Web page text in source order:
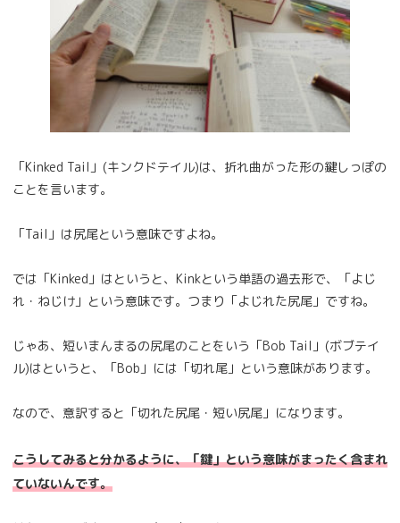
「Kinked Tail」(キンクドテイル)は、折れ曲がった形の鍵しっぽの
ことを言います。
「Tail」は尻尾という意味ですよね。
では「Kinked」はというと、Kinkという単語の過去形で、「よじ
れ・ねじけ」という意味です。つまり「よじれた尻尾」ですね。
じゃあ、短いまんまるの尻尾のことをいう「Bob Tail」(ボブテイ
ル)はというと、「Bob」には「切れ尾」という意味があります。
なので、意訳すると「切れた尻尾・短い尻尾」になります。
こうしてみると分かるように、「鍵」という意味がまったく含まれ
ていないんです。